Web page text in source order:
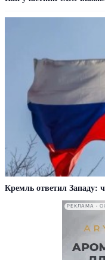
Кремль ответил Западу: